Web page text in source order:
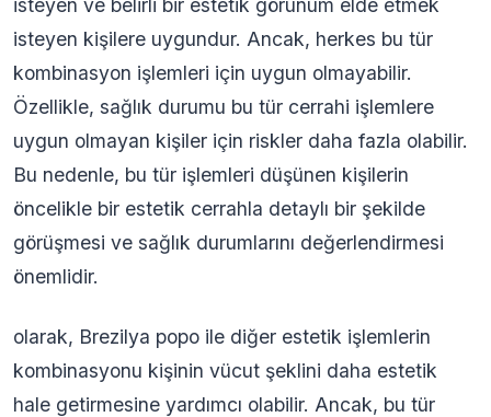
isteyen ve belirli bir estetik görünüm elde etmek
isteyen kişilere uygundur. Ancak, herkes bu tür
kombinasyon işlemleri için uygun olmayabilir.
Özellikle, sağlık durumu bu tür cerrahi işlemlere
uygun olmayan kişiler için riskler daha fazla olabilir.
Bu nedenle, bu tür işlemleri düşünen kişilerin
öncelikle bir estetik cerrahla detaylı bir şekilde
görüşmesi ve sağlık durumlarını değerlendirmesi
önemlidir.
olarak, Brezilya popo ile diğer estetik işlemlerin
kombinasyonu kişinin vücut şeklini daha estetik
hale getirmesine yardımcı olabilir. Ancak, bu tür